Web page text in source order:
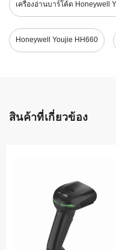
เครื่องอ่านบาร์โค้ด Honeywell
Honeywell Youjie HH660
สินค้าที่เกี่ยวข้อง